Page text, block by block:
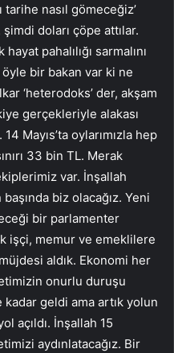
tarihe nasıl gömeceğiz’
doları çöpe attılar.
pahalılığı sarmalını
bir bakan var ki ne
‘heterodoks’ der, akşam
gerçekleriyle alakası
Mayıs’ta oylarımızla hep
33 bin TL. Merak
var. İnşallah
biz olacağız. Yeni
bir parlamenter
işçi, memur ve emeklilere
aldık. Ekonomi her
onurlu duruşu
geldi ama artık yolun
açıldı. İnşallah 15
aydınlatacağız. Bir